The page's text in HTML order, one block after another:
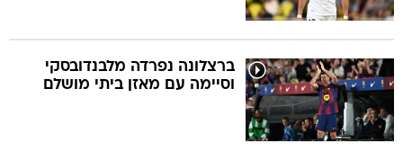
ברצלונה נפרדה מלבנדובסקי
וסיימה עם מאזן ביתי מושלם